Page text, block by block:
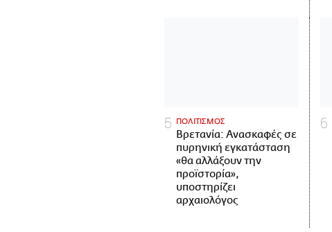
ΠΟΛΙΤΙΣΜΟΣ
Βρετανία: Ανασκαφές σε
πυρηνική εγκατάσταση
«θα αλλάξουν την
προϊστορία»,
υποστηρίζει
αρχαιολόγος